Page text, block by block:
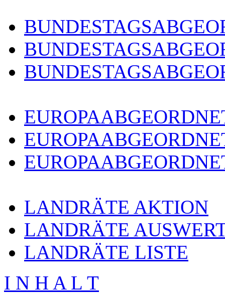
LANDRÄTE AKTION
LANDRÄTE
LANDRÄTE LISTE
I N H A L T